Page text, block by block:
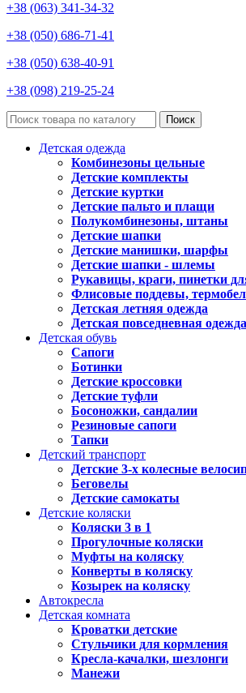
+38 (063) 341-34-32
+38 (050) 686-71-41
+38 (050) 638-40-91
+38 (098) 219-25-24
Поиск
Детская одежда
Комбинезоны цельные
Детские комплекты
Детские куртки
Детские пальто и плащи
Полукомбинезоны, штаны
Детские шапки
Детские манишки, шарфы
Детские шапки - шлемы
Рукавицы, краги, пинетки
Флисовые поддевы,
Детская летняя одежда
Детская повседневная одежда
Детская обувь
Сапоги
Ботинки
Детские кроссовки
Детские туфли
Босоножки, сандалии
Резиновые сапоги
Тапки
Детский транспорт
Детские 3-х колесные
Беговелы
Детские самокаты
Детские коляски
Коляски 3 в 1
Прогулочные коляски
Муфты на коляску
Конверты в коляску
Козырек на коляску
Автокресла
Детская комната
Кроватки детские
Стульчики для кормления
Кресла-качалки, шезлонги
Манежи